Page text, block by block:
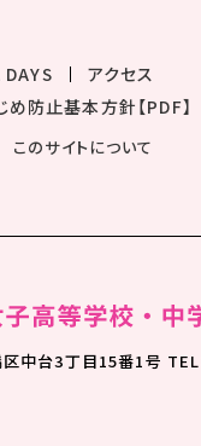
アクセス
め防止基本方針【PDF】
このサイトについて
中台3丁目15番1号